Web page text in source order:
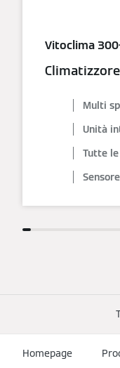
Vitoclima
Multi
Unità
Tutte
Homepage